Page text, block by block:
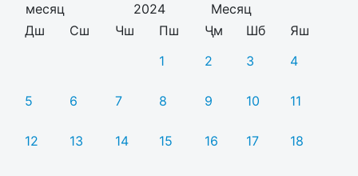
2024
Дш
Сш Чш Пш Ҷм Шб
Яш
1
2 3 4
5 6 7 8 9 10 11
12 13 14 15 16 17 18